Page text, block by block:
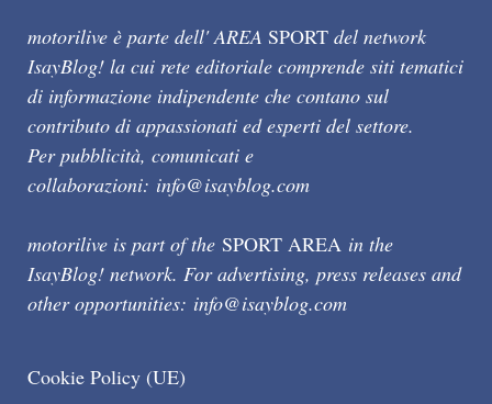
motorilive è parte dell' AREA SPORT del network
IsayBlog! la cui rete editoriale comprende siti tematici
di informazione indipendente che contano sul
contributo di appassionati ed esperti del settore.
Per pubblicità, comunicati e
collaborazioni: info@isayblog.com
motorilive is part of the SPORT AREA in the
IsayBlog! network. For advertising, press releases and
other opportunities: info@isayblog.com
Cookie Policy (UE)